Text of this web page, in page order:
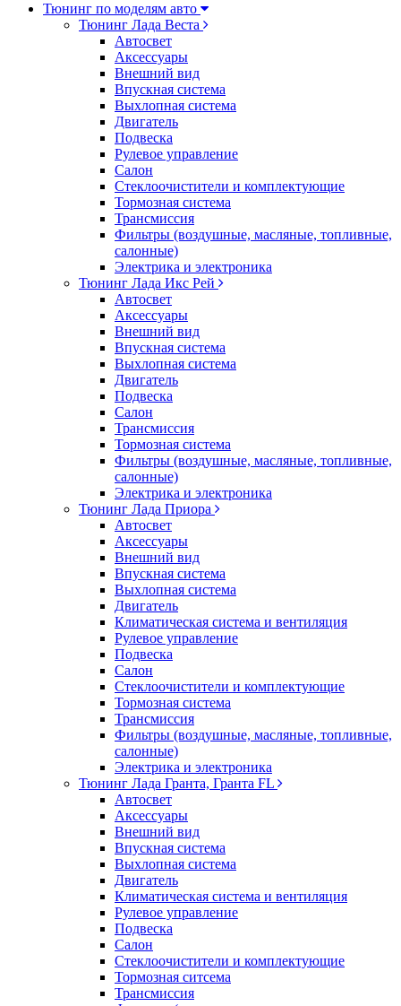
Тюнинг по моделям авто
Тюнинг Лада Веста
Автосвет
Аксессуары
Внешний вид
Впускная система
Выхлопная система
Двигатель
Подвеска
Рулевое управление
Салон
Стеклоочистители и комплектующие
Тормозная система
Трансмиссия
Фильтры (воздушные, масляные, топливные,
салонные)
Электрика и электроника
Тюнинг Лада Икс Рей
Автосвет
Аксессуары
Внешний вид
Впускная система
Выхлопная система
Двигатель
Подвеска
Салон
Трансмиссия
Тормозная система
Фильтры (воздушные, масляные, топливные,
салонные)
Электрика и электроника
Тюнинг Лада Приора
Автосвет
Аксессуары
Внешний вид
Впускная система
Выхлопная система
Двигатель
Климатическая система и вентиляция
Рулевое управление
Подвеска
Салон
Стеклоочистители и комплектующие
Тормозная система
Трансмиссия
Фильтры (воздушные, масляные, топливные,
салонные)
Электрика и электроника
Тюнинг Лада Гранта, Гранта FL
Автосвет
Аксессуары
Внешний вид
Впускная система
Выхлопная система
Двигатель
Климатическая система и вентиляция
Рулевое управление
Подвеска
Салон
Стеклоочистители и комплектующие
Тормозная ситсема
Трансмиссия